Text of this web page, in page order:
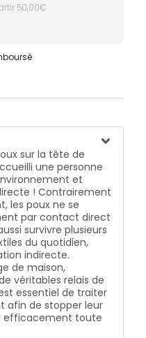
50,00€
sur la tête de
une personne
et
! Contrairement
les poux ne se
par contact direct
survivre plusieurs
du quotidien,
indirecte.
de maison,
véritables relais de
essentiel de traiter
afin de stopper leur
efficacement toute